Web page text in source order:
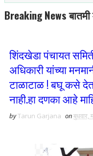
Breaking News
शिंदखेडा पंचायत
अधिकारी यांच्या
टाळाटाळ ! बघू कसे देत
नाही.हा दणका आहे
byTarun Garjana onबुधवार,